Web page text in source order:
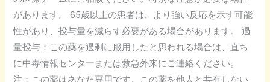
があります。 65歳以上の患者は、より強い反応を示す可能
性があり、投与量を減らす必要がある場合があります。 過
量投与：この薬を過剰に服用したと思われる場合は、直ち
に中毒情報センターまたは救急外来にご連絡ください。
注：この薬はあなた専用です。この薬を他人と共有しない